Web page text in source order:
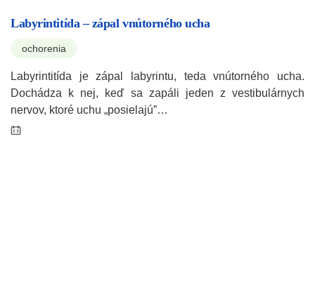
Labyrintitída – zápal vnútorného ucha
ochorenia
Labyrintitída je zápal labyrintu, teda vnútorného ucha.
Dochádza k nej, keď sa zapáli jeden z vestibulárnych
nervov, ktoré uchu „posielajú”…